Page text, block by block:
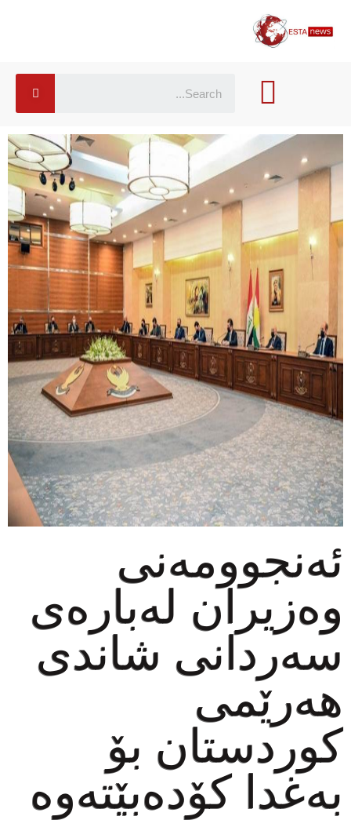
ئەنجوومەنی
وه‌زیران لەبارەی
سەردانی شاندی
هەرێمی
کوردستان بۆ
بەغدا کۆدەبێتەوە